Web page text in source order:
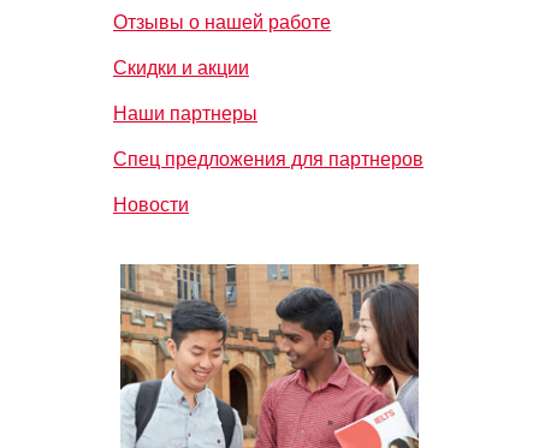
Отзывы о нашей работе
Скидки и акции
Наши партнеры
Спец предложения для партнеров
Новости